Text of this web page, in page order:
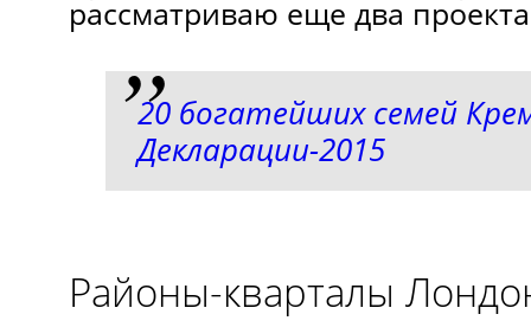
рассматриваю еще два
20 богатейших семей
Декларации-2015
Районы-кварталы